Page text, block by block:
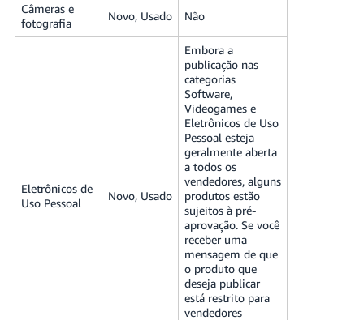
Câmeras e
fotografia
Novo, Usado Não
Eletrônicos de
Uso Pessoal
Novo, Usado
Embora a
publicação nas
categorias
Software,
Videogames e
Eletrônicos de Uso
Pessoal esteja
geralmente aberta
a todos os
vendedores, alguns
produtos estão
sujeitos à pré-
aprovação. Se você
receber uma
mensagem de que
o produto que
deseja publicar
está restrito para
vendedores